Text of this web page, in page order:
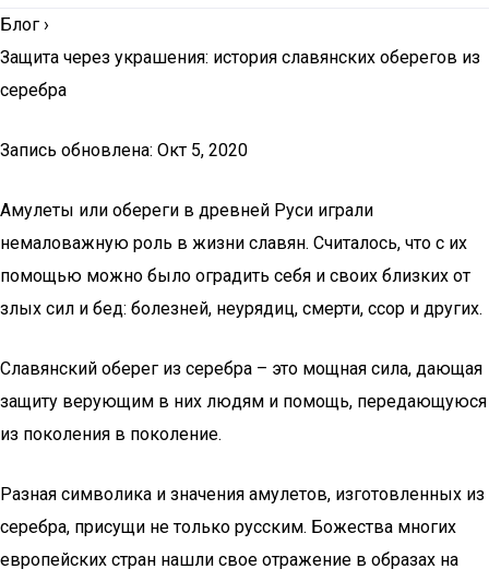
Блог ›
Защита через украшения: история славянских оберегов из
серебра
Запись обновлена: Окт 5, 2020
Амулеты или обереги в древней Руси играли
немаловажную роль в жизни славян. Считалось, что с их
помощью можно было оградить себя и своих близких от
злых сил и бед: болезней, неурядиц, смерти, ссор и других.
Славянский оберег из серебра – это мощная сила, дающая
защиту верующим в них людям и помощь, передающуюся
из поколения в поколение.
Разная символика и значения амулетов, изготовленных из
серебра, присущи не только русским. Божества многих
европейских стран нашли свое отражение в образах на